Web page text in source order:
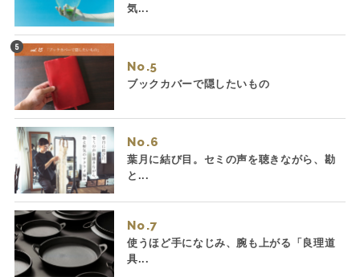
気...
No.
ブックカバーで隠したいもの
No.
葉月に結び目。セミの声を聴きながら、勘
と...
No.
使うほど手になじみ、腕も上がる「良理道
具...